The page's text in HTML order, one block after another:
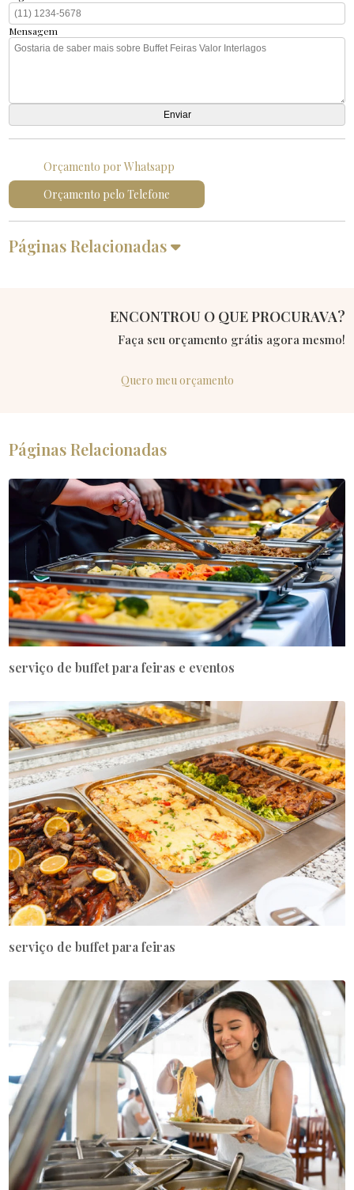
Mensagem
Orçamento por Whatsapp
Orçamento pelo Telefone
Páginas Relacionadas
ENCONTROU O QUE PROCURAVA?
Faça seu orçamento grátis agora mesmo!
Quero meu orçamento
Páginas Relacionadas
serviço de buffet para feiras e eventos
serviço de buffet para feiras